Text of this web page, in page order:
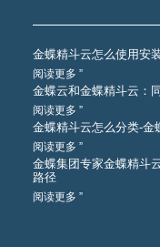
金蝶精斗云怎么使用安
阅读更多 ”
金蝶云和金蝶精斗云：
阅读更多 ”
金蝶精斗云怎么分类-金
阅读更多 ”
金蝶集团专家金蝶精斗
路径
阅读更多 ”